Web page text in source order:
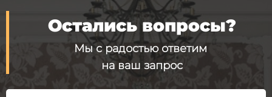
Остались вопросы?
Мы с радостью ответим
на ваш запрос